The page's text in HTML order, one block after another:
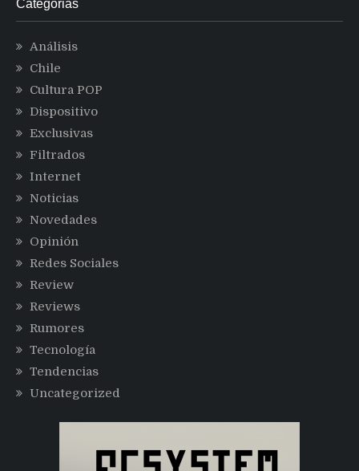
Categorias
Análisis
Chile
Cultura POP
Dispositivo
Exclusivas
Filtrados
Internet
Noticias
Novedades
Opinión
Redes Sociales
Review
Reviews
Rumores
Tecnología
Tendencias
Uncategorized